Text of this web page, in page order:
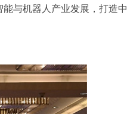
与机器人产业发展，打造中